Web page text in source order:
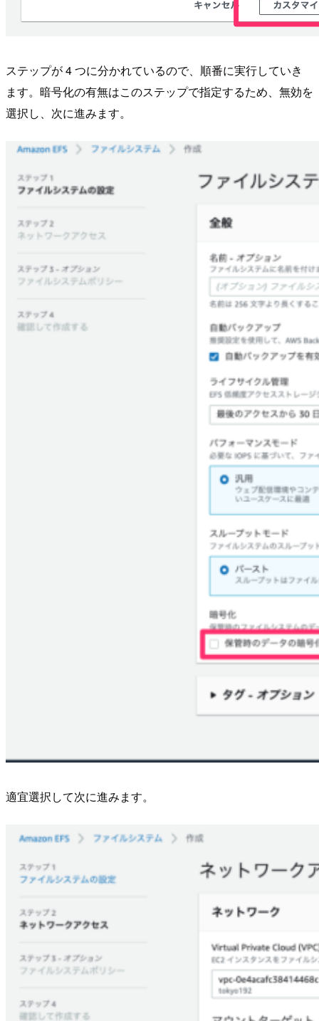
ステップが 4 つに分かれているので、順番に実行していき
ます。暗号化の有無はこのステップで指定するため、無効を
選択し、次に進みます。
適宜選択して次に進みます。